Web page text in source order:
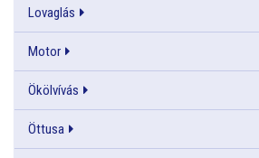
Lovaglás
Motor
Ökölvívás
Öttusa